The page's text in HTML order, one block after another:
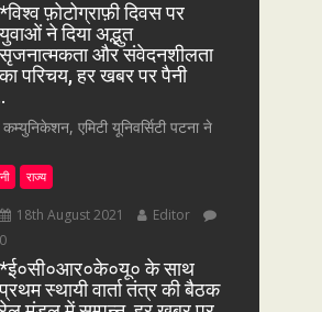
*विश्व फ़ोटोग्राफ़ी दिवस पर
युवाओं ने दिया अद्भुत
सृजनात्मकता और संवेदनशीलता
का परिचय, हर खबर पर पैनी
एमिटी यूनिवर्सिटी पटना ने
राज्य
18th August 2021
Editor
0
*ई०सी०आर०के०यू० के साथ
प्रथम स्थायी वार्ता तंत्र की बैठक